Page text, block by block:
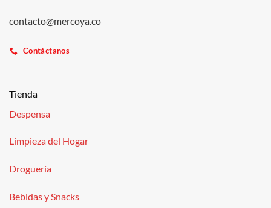
contacto@mercoya.co
Contáctanos
Tienda
Despensa
Limpieza del Hogar
Droguería
Bebidas y Snacks